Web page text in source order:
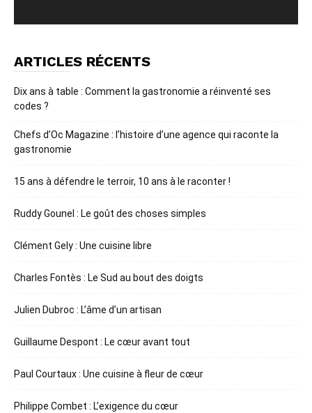
ARTICLES RÉCENTS
Dix ans à table : Comment la gastronomie a réinventé ses
codes ?
Chefs d’Oc Magazine : l’histoire d’une agence qui raconte la
gastronomie
15 ans à défendre le terroir, 10 ans à le raconter !
Ruddy Gounel : Le goût des choses simples
Clément Gely : Une cuisine libre
Charles Fontès : Le Sud au bout des doigts
Julien Dubroc : L’âme d’un artisan
Guillaume Despont : Le cœur avant tout
Paul Courtaux : Une cuisine à fleur de cœur
Philippe Combet : L’exigence du cœur